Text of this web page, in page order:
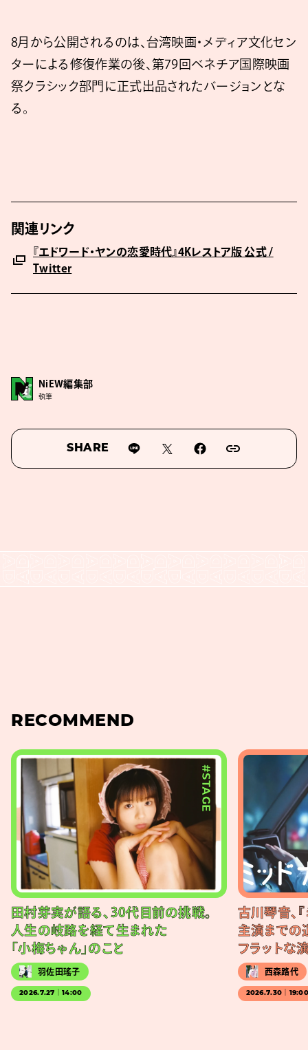
8月から公開されるのは、台湾映画・メディア文化セン
ターによる修復作業の後、第79回ベネチア国際映画
祭クラシック部門に正式出品されたバージョンとな
る。
関連リンク
『エドワード・ヤンの恋愛時代』4Kレストア版 公式 /
Twitter
NiEW編集部
執筆
SHARE
RECOMMEND
#STAGE
田村芽実が語る、30代目前の挑戦。
人生の岐路を経て生まれた
「小梅ちゃん」のこと
羽佐田瑤子
2026.7.27｜14:00
古川琴音、
主演までの
フラットな
西森路代
2026.7.30｜